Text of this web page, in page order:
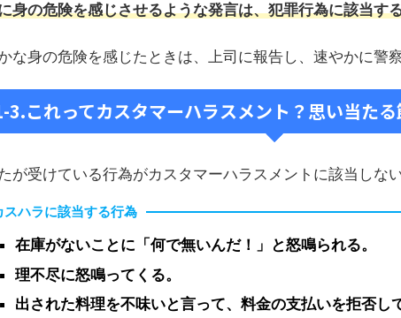
身の危険を感じさせるような発言は、犯罪行為に該当す
な身の危険を感じたときは、上司に報告し、速やかに警
3.これってカスタマーハラスメント？思い当た
が受けている行為がカスタマーハラスメントに該当しな
スハラに該当する行為
在庫がないことに「何で無いんだ！」と怒鳴られる。
理不尽に怒鳴ってくる。
出された料理を不味いと言って、料金の支払いを拒否し